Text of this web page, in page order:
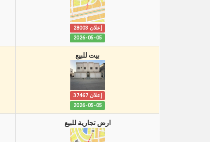
إعلان 28003
2026-05-05
بيت للبيع
إعلان 37467
2026-05-05
ارض تجارية للبيع